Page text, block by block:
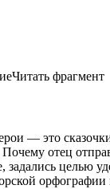
Читать фрагмент
— это
Почему отец
задались целью